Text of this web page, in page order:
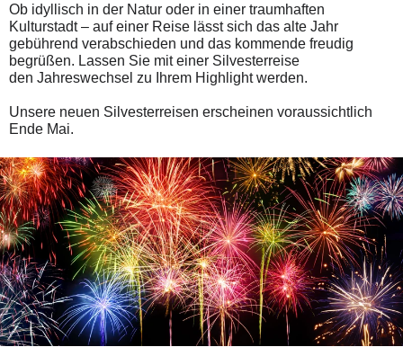
Ob idyllisch in der Natur oder in einer traumhaften
Kulturstadt – auf einer Reise lässt sich das alte Jahr
gebührend verabschieden und das kommende freudig
begrüßen. Lassen Sie mit einer Silvesterreise
den Jahreswechsel zu Ihrem Highlightwerden.
Unsere neuen Silvesterreisen erscheinen voraussichtlich
Ende Mai.